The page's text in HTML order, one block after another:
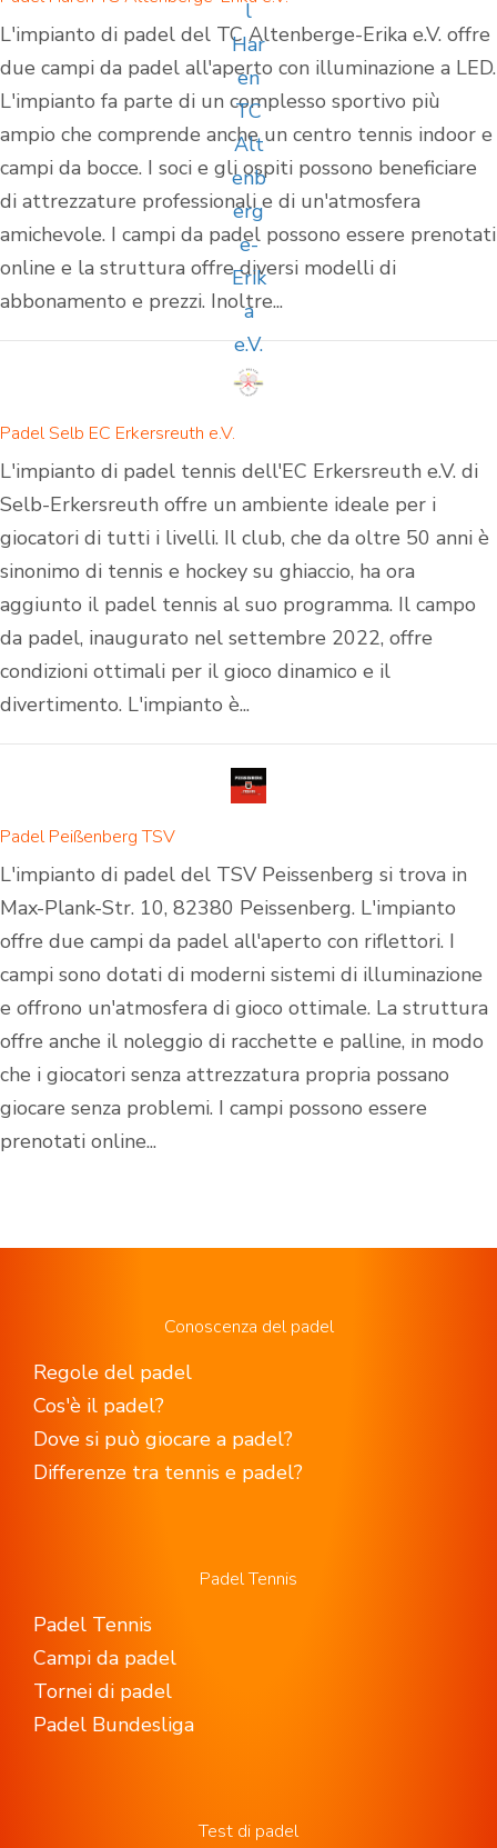
L'impianto di padel del TC Altenberge-Erika e.V. offre
due campi da padel all'aperto con illuminazione a LED.
L'impianto fa parte di un complesso sportivo più
ampio che comprende anche un centro tennis indoor e
campi da bocce. I soci e gli ospiti possono beneficiare
di attrezzature professionali e di un'atmosfera
amichevole. I campi da padel possono essere prenotati
online e la struttura offre diversi modelli di
abbonamento e prezzi. Inoltre...
Padel Selb EC Erkersreuth e.V.
L'impianto di padel tennis dell'EC Erkersreuth e.V. di
Selb-Erkersreuth offre un ambiente ideale per i
giocatori di tutti i livelli. Il club, che da oltre 50 anni è
sinonimo di tennis e hockey su ghiaccio, ha ora
aggiunto il padel tennis al suo programma. Il campo
da padel, inaugurato nel settembre 2022, offre
condizioni ottimali per il gioco dinamico e il
divertimento. L'impianto è...
Padel Peißenberg TSV
L'impianto di padel del TSV Peissenberg si trova in
Max-Plank-Str. 10, 82380 Peissenberg. L'impianto
offre due campi da padel all'aperto con riflettori. I
campi sono dotati di moderni sistemi di illuminazione
e offrono un'atmosfera di gioco ottimale. La struttura
offre anche il noleggio di racchette e palline, in modo
che i giocatori senza attrezzatura propria possano
giocare senza problemi. I campi possono essere
prenotati online...
Conoscenza del padel
Regole del padel
Cos'è il padel?
Dove si può giocare a padel?
Differenze tra tennis e padel?
Padel Tennis
Padel Tennis
Campi da padel
Tornei di padel
Padel Bundesliga
Test di padel